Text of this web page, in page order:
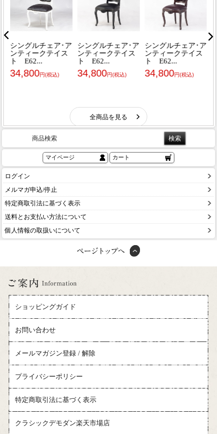
商品検索
マイページ カート
ログイン
メルマガ申込/停止
特定商取引法に基づく表示
送料とお支払い方法について
個人情報の取扱いについて
ショッピングガイド
お問い合わせ
メールマガジン登録 / 解除
プライバシーポリシー
特定商取引法に基づく表示
クラシックデモダン楽天市場店